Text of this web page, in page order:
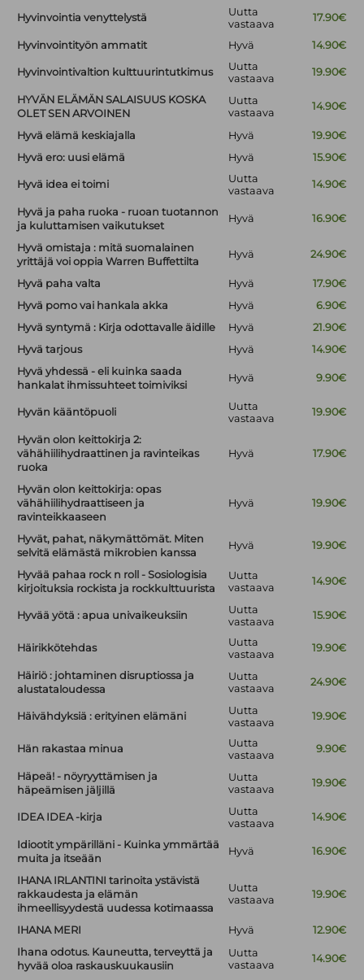
Hyvinvointia venyttelystä
Uutta
vastaava
17.90€
Hyvinvointityön ammatit Hyvä 14.90€
Hyvinvointivaltion kulttuurintutkimus
Uutta
vastaava
19.90€
HYVÄN ELÄMÄN SALAISUUS KOSKA
OLET SEN ARVOINEN
Uutta
vastaava
14.90€
Hyvä elämä keskiajalla Hyvä
19.90€
Hyvä ero: uusi elämä
Hyvä 15.90€
Hyvä idea ei toimi
Uutta
vastaava
14.90€
Hyvä ja paha ruoka - ruoan tuotannon
ja kuluttamisen vaikutukset
Hyvä 16.90€
Hyvä omistaja : mitä suomalainen
yrittäjä voi oppia Warren Buffettilta
Hyvä 24.90€
Hyvä paha valta Hyvä
17.90€
Hyvä pomo vai hankala akka
Hyvä
6.90€
Hyvä syntymä : Kirja odottavalle äidille
Hyvä
21.90€
Hyvä tarjous
Hyvä
14.90€
Hyvä yhdessä - eli kuinka saada
hankalat ihmissuhteet toimiviksi
Hyvä 9.90€
Hyvän kääntöpuoli
Uutta
vastaava
19.90€
Hyvän olon keittokirja 2:
vähähiilihydraattinen ja ravinteikas
ruoka
Hyvä 17.90€
Hyvän olon keittokirja: opas
vähähiilihydraattiseen ja
ravinteikkaaseen
Hyvä 19.90€
Hyvät, pahat, näkymättömät. Miten
selvitä elämästä mikrobien kanssa
Hyvä 19.90€
Hyvää pahaa rock n roll - Sosiologisia
kirjoituksia rockista ja rockkulttuurista
Uutta
vastaava
14.90€
Hyvää yötä : apua univaikeuksiin
Uutta
vastaava
15.90€
Häirikkötehdas
Uutta
vastaava
19.90€
Häiriö : johtaminen disruptiossa ja
alustataloudessa
Uutta
vastaava
24.90€
Häivähdyksiä : erityinen elämäni
Uutta
vastaava
19.90€
Hän rakastaa minua
Uutta
vastaava
9.90€
Häpeä! - nöyryyttämisen ja
häpeämisen jäljillä
Uutta
vastaava
19.90€
IDEA IDEA -kirja
Uutta
vastaava
14.90€
Idiootit ympärilläni - Kuinka ymmärtää
muita ja itseään
Hyvä 16.90€
IHANA IRLANTINI tarinoita ystävistä
rakkaudesta ja elämän
ihmeellisyydestä uudessa kotimaassa
Uutta
vastaava
19.90€
IHANA MERI Hyvä
12.90€
Ihana odotus. Kauneutta, terveyttä ja
hyvää oloa raskauskuukausiin
Uutta
vastaava
14.90€